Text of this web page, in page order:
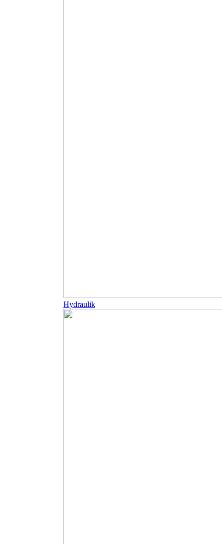
Hydraulik